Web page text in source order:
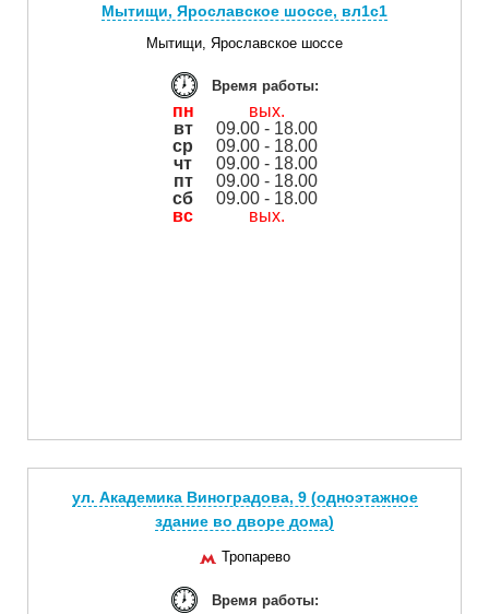
Мытищи, Ярославское шоссе, вл1с1
Мытищи, Ярославское шоссе
Время работы:
пн
вых.
вт
09.00 - 18.00
ср
09.00 - 18.00
чт
09.00 - 18.00
пт
09.00 - 18.00
сб
09.00 - 18.00
вс
вых.
ул. Академика Виноградова, 9 (одноэтажное
здание во дворе дома)
Тропарево
Время работы: